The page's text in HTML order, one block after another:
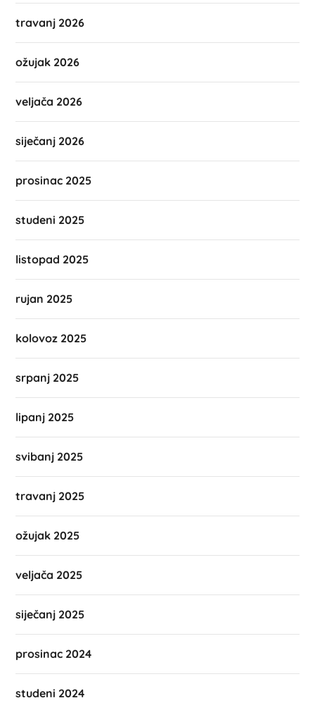
travanj 2026
ožujak 2026
veljača 2026
siječanj 2026
prosinac 2025
studeni 2025
listopad 2025
rujan 2025
kolovoz 2025
srpanj 2025
lipanj 2025
svibanj 2025
travanj 2025
ožujak 2025
veljača 2025
siječanj 2025
prosinac 2024
studeni 2024